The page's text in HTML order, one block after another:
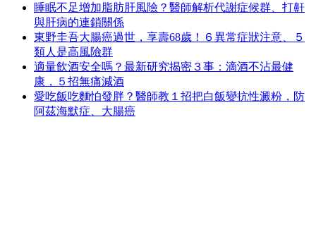
睡眠不足增加脂肪肝風險？醫師解析代謝症候群、打鼾
與肝病的連鎖關係
東野圭吾大腸癌過世，享壽68歲！６異常症狀注意、５
類人是高風險群
適量飲酒安全嗎？最新研究揭密３事：滴酒不沾最健
康，５招無痛減酒
愛吃飯吃麵怕發胖？醫師教１招把白飯變抗性澱粉，防
阿茲海默症、大腸癌